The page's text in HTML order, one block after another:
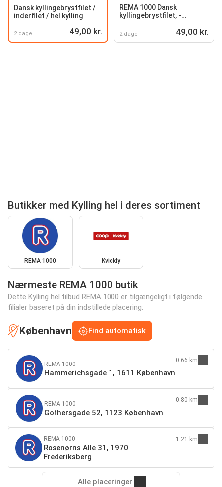
Dansk kyllingebrystfilet /
inderfilet / hel kylling
2 dage 49,00 kr.
REMA 1000 Dansk
kyllingebrystfilet, -
2 dage 49,00 kr.
Butikker med Kylling hel i deres sortiment
REMA 1000 Kvickly
Nærmeste REMA 1000 butik
Dette Kylling hel tilbud REMA 1000 er tilgængeligt i følgende
filialer baseret på din indstillede placering:
København Find automatisk
REMA 1000
Hammerichsgade 1, 1611 København
0.66 km
REMA 1000
Gothersgade 52, 1123 København
0.80 km
REMA 1000
Rosenørns Alle 31, 1970
Frederiksberg
1.21 km
Alle placeringer